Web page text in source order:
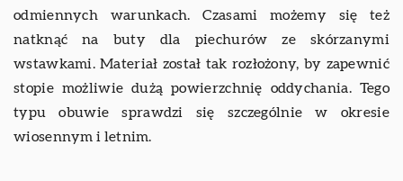
odmiennych warunkach. Czasami możemy się też
natknąć na buty dla piechurów ze skórzanymi
wstawkami. Materiał został tak rozłożony, by zapewnić
stopie możliwie dużą powierzchnię oddychania. Tego
typu obuwie sprawdzi się szczególnie w okresie
wiosennym i letnim.